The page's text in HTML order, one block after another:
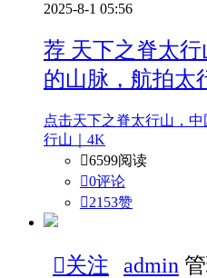
2025-8-1 05:56
荐 天下之脊太
的山脉，航拍太
点击天下之脊太行山，
行山｜4K
6599阅读
0评论
2153赞
关注 admin